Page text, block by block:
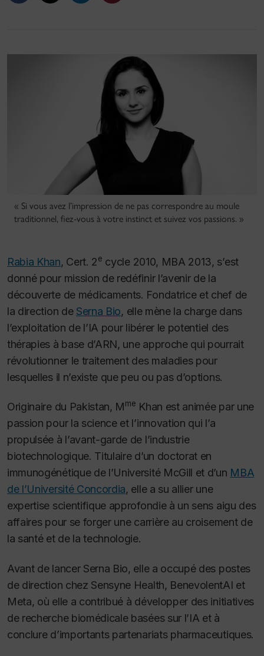
« Si vous avez l’impression de ne pas correspondre au moule
traditionnel, fiez-vous à votre instinct et suivez vos passions. »
Rabia Khan, Cert. 2e cycle 2010, MBA 2013, s’est
donné pour mission de redéfinir l’avenir de la
découverte de médicaments. Fondatrice et chef de
la direction de Serna Bio, elle mène la charge dans
l’exploitation de l’IA pour libérer le potentiel des
thérapies à base d’ARN, une approche qui pourrait
révolutionner le traitement des maladies pour
lesquelles il n’existe que peu ou pas d’options.
Originaire du Pakistan, Mme Khan est animée par une
passion pour la science et l’innovation qui l’a
propulsée à l’avant-garde de l’industrie
biotechnologique. Titulaire d’un doctorat en
immunogénétique de l’Université McGill et d’un MBA
de l’Université Concordia, elle a su allier une
expertise scientifique approfondie à un sens aigu des
affaires pour se forger une carrière au croisement de
la santé et de la technologie.
Avant de lancer Serna Bio, elle a occupé des postes
de direction chez Sensyne Health, BenevolentAI et
Meta, où elle a contribué à développer des initiatives
de recherche biomédicale basées sur l’IA et à
conclure d’importants partenariats pharmaceutiques.